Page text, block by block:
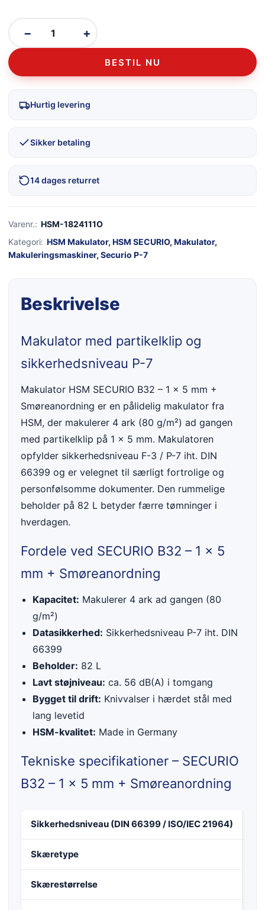
− +
BESTIL NU
Hurtig levering
Sikker betaling
14 dages returret
Varenr.: HSM-1824111O
Kategori: HSM Makulator, HSM SECURIO, Makulator,
Makuleringsmaskiner, Securio P-7
Beskrivelse
Makulator med partikelklip og
sikkerhedsniveau P-7
Makulator HSM SECURIO B32 – 1 x 5 mm +
Smøreanordning er en pålidelig makulator fra
HSM, der makulerer 4 ark (80 g/m²) ad gangen
med partikelklip på 1 x 5 mm. Makulatoren
opfylder sikkerhedsniveau F-3 / P-7 iht. DIN
66399 og er velegnet til særligt fortrolige og
personfølsomme dokumenter. Den rummelige
beholder på 82 L betyder færre tømninger i
hverdagen.
Fordele ved SECURIO B32 – 1 x 5
mm + Smøreanordning
Kapacitet: Makulerer 4 ark ad gangen (80
g/m²)
Datasikkerhed: Sikkerhedsniveau P-7 iht. DIN
66399
Beholder: 82 L
Lavt støjniveau: ca. 56 dB(A) i tomgang
Bygget til drift: Knivvalser i hærdet stål med
lang levetid
HSM-kvalitet: Made in Germany
Tekniske specifikationer – SECURIO
B32 – 1 x 5 mm + Smøreanordning
Sikkerhedsniveau (DIN 66399 / ISO/IEC 21964)
Skæretype
Skærestørrelse